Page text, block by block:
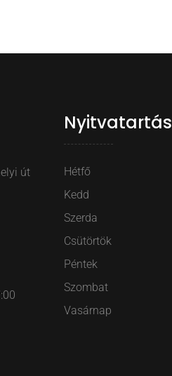
út
Nyitvatartás
Hétfő
Kedd
Szerda
Csütörtök
Péntek
Szombat
Vasárnap